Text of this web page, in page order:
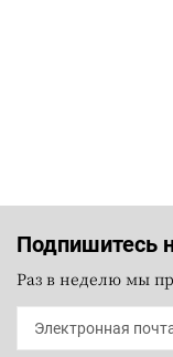
Подпишитесь
Раз в неделю мы